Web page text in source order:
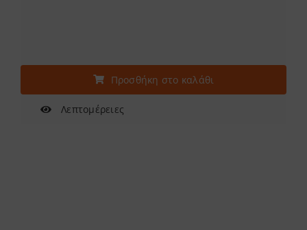
Προσθήκη στο καλάθι
Λεπτομέρειες